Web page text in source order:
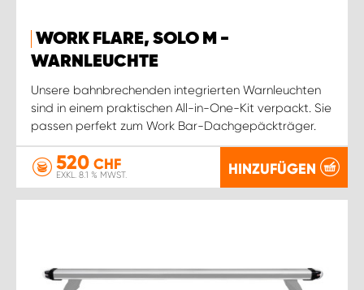
WORK FLARE, SOLO M -
WARNLEUCHTE
Unsere bahnbrechenden integrierten Warnleuchten
sind in einem praktischen All-in-One-Kit verpackt. Sie
passen perfekt zum Work Bar-Dachgepäckträger.
520 CHF
EXKL. 8.1 % MWST. HINZUFÜGEN